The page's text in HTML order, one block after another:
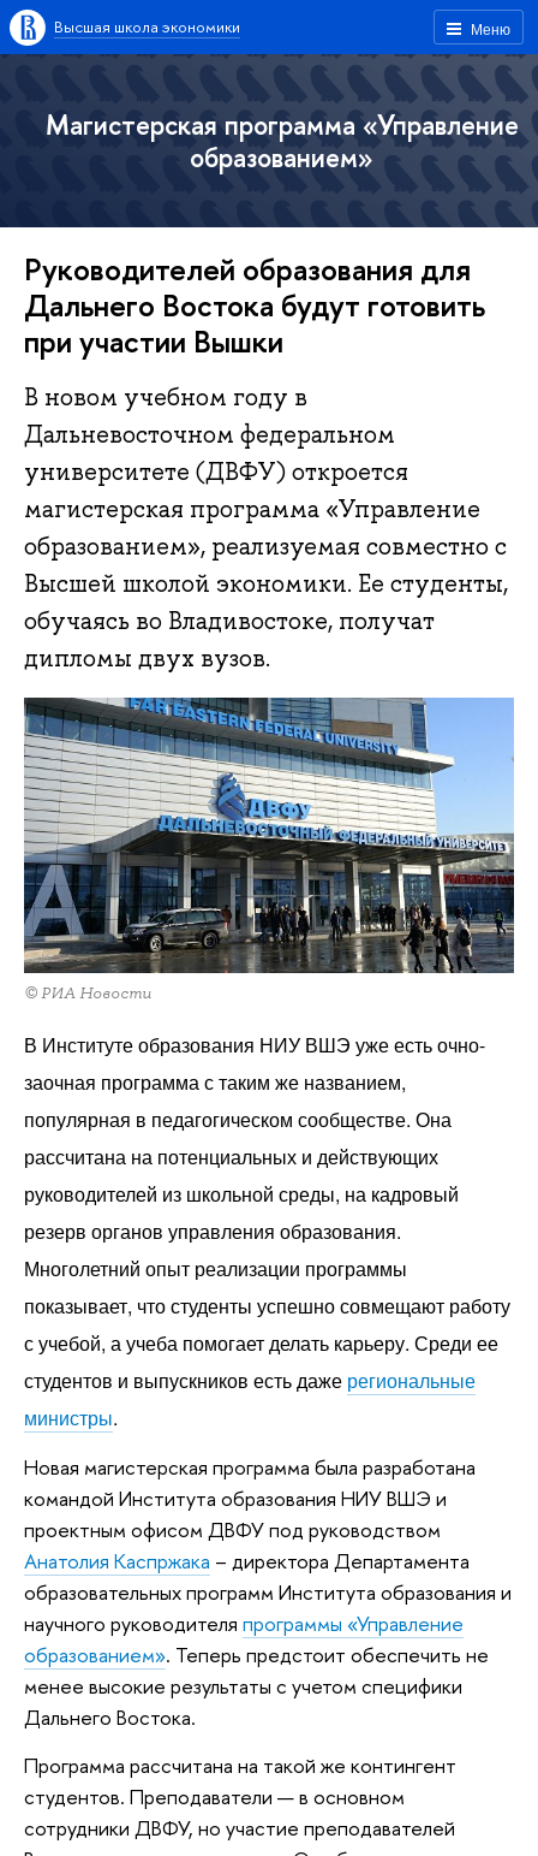
Меню
Высшая школа экономики
Магистерская программа «Управление
образованием»
Руководителей образования для
Дальнего Востока будут готовить
при участии Вышки
В новом учебном году в
Дальневосточном федеральном
университете (ДВФУ) откроется
магистерская программа «Управление
образованием», реализуемая совместно с
Высшей школой экономики. Ее студенты,
обучаясь во Владивостоке, получат
дипломы двух вузов.
© РИА Новости
В Институте образования НИУ ВШЭ уже есть очно-
заочная программа с таким же названием,
популярная в педагогическом сообществе. Она
рассчитана на потенциальных и действующих
руководителей из школьной среды, на кадровый
резерв органов управления образования.
Многолетний опыт реализации программы
показывает, что студенты успешно совмещают работу
с учебой, а учеба помогает делать карьеру. Среди ее
студентов и выпускников есть даже региональные
министры.
Новая магистерская программа была разработана
командой Института образования НИУ ВШЭ и
проектным офисом ДВФУ под руководством
Анатолия Каспржака – директора Департамента
образовательных программ Института образования и
научного руководителя программы «Управление
образованием». Теперь предстоит обеспечить не
менее высокие результаты с учетом специфики
Дальнего Востока.
Программа рассчитана на такой же контингент
студентов. Преподаватели — в основном
сотрудники ДВФУ, но участие преподавателей